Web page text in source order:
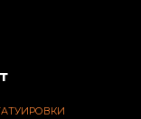
Евгений